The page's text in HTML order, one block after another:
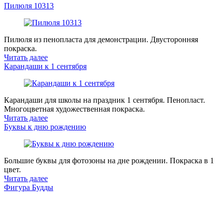
Пилюля 10313
Пилюля из пенопласта для демонстрации. Двусторонняя
покраска.
Читать далее
Карандаши к 1 сентября
Карандаши для школы на праздник 1 сентября. Пенопласт.
Многоцветная художественная покраска.
Читать далее
Буквы к дню рождению
Большие буквы для фотозоны на дне рождении. Покраска в 1
цвет.
Читать далее
Фигура Будды